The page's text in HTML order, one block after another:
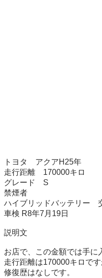
トヨタ　アクアH25年
走行距離　170000キロ
グレード　S
禁煙者
ハイブリッドバッテリー　
車検 R8年7月19日
説明文
お店で、この金額では手に
走行距離は170000キロです
修復歴はなしです。